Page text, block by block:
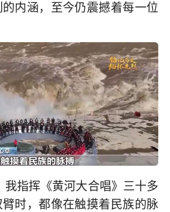
内涵，至今仍震撼着每一位
我指挥《黄河大合唱》三十多
时，都像在触摸着民族的脉